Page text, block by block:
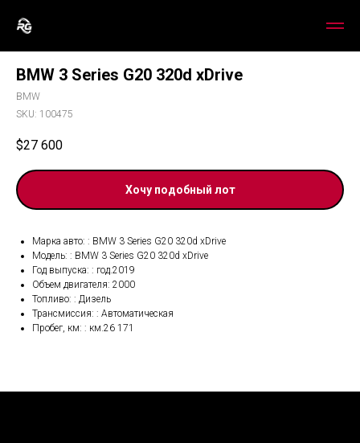
BMW 3 Series G20 320d xDrive
BMW
SKU: 100475
$27 600
Хочу подобный лот
Марка авто: : BMW 3 Series G20 320d xDrive
Модель: : BMW 3 Series G20 320d xDrive
Год выпуска: : год.2019
Объем двигателя: 2000
Топливо: : Дизель
Трансмиссия: : Автоматическая
Пробег, км: : км.26 171